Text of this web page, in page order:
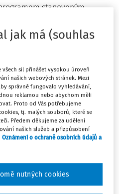
stanoveným
zveřejňuje nabídku kurzů,
do jednotlivých kurzů.
v jazykové škole se
školního roku v
§ 2
v jazykové škole
vzdělávání žáků
a s tímto hodnocením žáka
vydá jazyková škola
jak má (souhlas
všech sil přinášet vysokou úroveň
našich webových stránek. Mezi
správně fungovalo vyhledávání,
reklamou nebo abychom měli
Proto od Vás potřebujeme
tj. malých souborů, které se
Předem děkujeme za udělení
našich služeb a přizpůsobení
Oznámení o ochraně osobních údajů a
nutných cookies